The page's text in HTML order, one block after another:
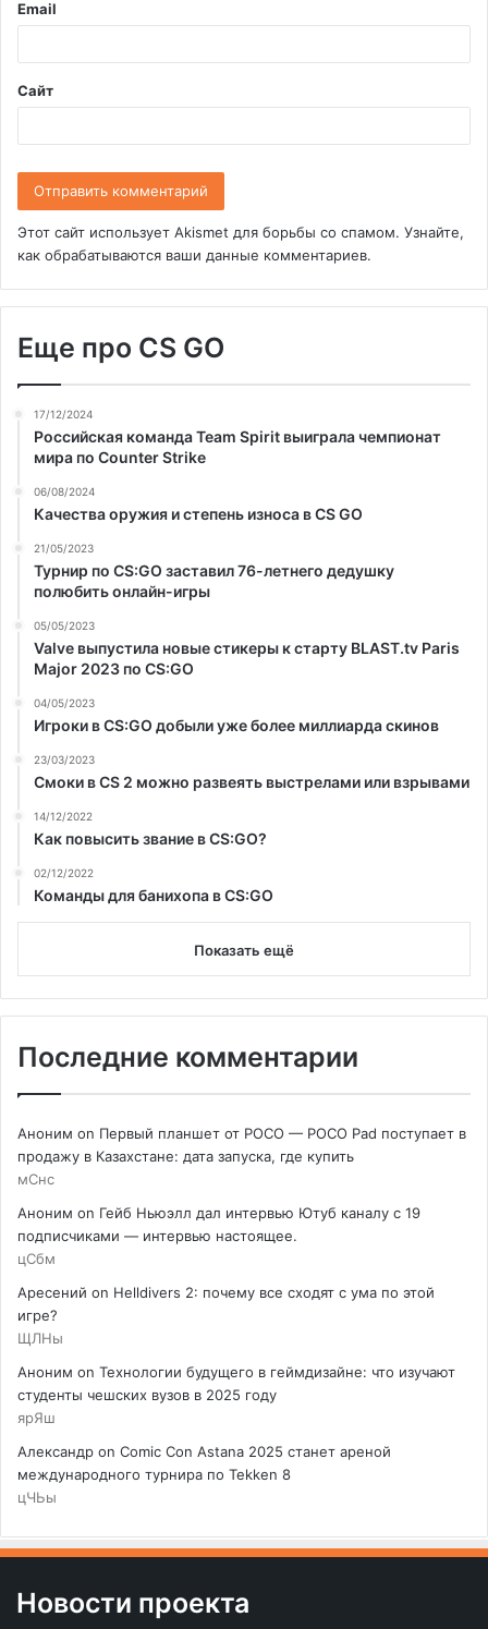
й
*
Email
Сайт
Этот сайт использует Akismet для борьбы со спамом. Узнайте,
как обрабатываются ваши данные комментариев.
Еще про CS GO
17/12/2024
Российская команда Team Spirit выиграла чемпионат
мира по Counter Strike
06/08/2024
Качества оружия и степень износа в CS GO
21/05/2023
Турнир по CS:GO заставил 76-летнего дедушку
полюбить онлайн-игры
05/05/2023
Valve выпустила новые стикеры к старту BLAST.tv Paris
Major 2023 по CS:GO
04/05/2023
Игроки в CS:GO добыли уже более миллиарда скинов
23/03/2023
Смоки в CS 2 можно развеять выстрелами или взрывами
14/12/2022
Как повысить звание в CS:GO?
02/12/2022
Команды для банихопа в CS:GO
Показать ещё
Последние комментарии
Аноним on Первый планшет от POCO — POCO Pad поступает в
продажу в Казахстане: дата запуска, где купить
мСнс
Аноним on Гейб Ньюэлл дал интервью Ютуб каналу с 19
подписчиками — интервью настоящее.
цСбм
Аресений on Helldivers 2: почему все сходят с ума по этой
игре?
ЩЛНы
Аноним on Технологии будущего в геймдизайне: что изучают
студенты чешских вузов в 2025 году
ярЯш
Александр on Comic Con Astana 2025 станет ареной
международного турнира по Tekken 8
цЧЬы
Новости проекта